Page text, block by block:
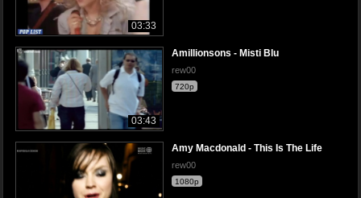
03:33
03:43
Amillionsons - Misti Blu
rew00
720p
Amy Macdonald - This Is The Life
rew00
1080p